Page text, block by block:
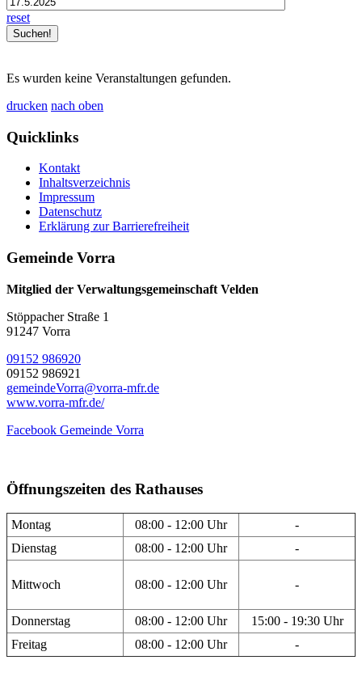
reset
Es wurden keine Veranstaltungen gefunden.
drucken nach oben
Quicklinks
Kontakt
Inhaltsverzeichnis
Impressum
Datenschutz
Erklärung zur Barrierefreiheit
Gemeinde Vorra
Mitglied der Verwaltungsgemeinschaft Velden
Stöppacher Straße 1
91247 Vorra
09152 986920
09152 986921
gemeindeVorra@vorra-mfr.de
www.vorra-mfr.de/
Facebook Gemeinde Vorra
Öffnungszeiten des Rathauses
Montag 08:00 - 12:00 Uhr
-
Dienstag
08:00 - 12:00 Uhr -
Mittwoch 08:00 - 12:00 Uhr -
Donnerstag 08:00 - 12:00 Uhr
15:00 - 19:30 Uhr
Freitag
08:00 - 12:00 Uhr -